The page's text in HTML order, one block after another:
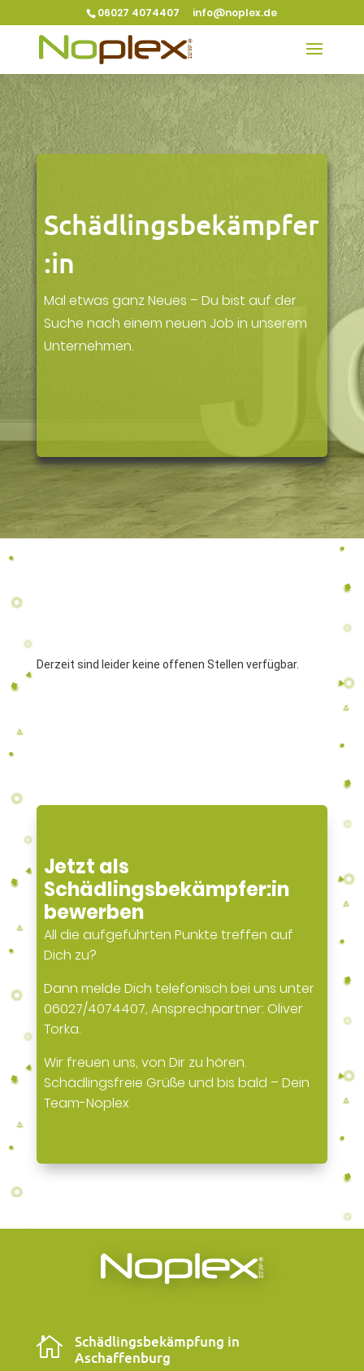
06027 4074407 info@noplex.de
Schädlingsbekämpfer
:in
Mal etwas ganz Neues – Du bist auf der
Suche nach einem neuen Job in unserem
Unternehmen.
Jetzt als
Schädlingsbekämpfer:in
bewerben
All die aufgeführten Punkte treffen auf
Dich zu?
Dann melde Dich telefonisch bei uns unter
06027/4074407, Ansprechpartner: Oliver
Torka.
Wir freuen uns, von Dir zu hören.
Schädlingsfreie Grüße und bis bald – Dein
Team-Noplex

Schädlingsbekämpfung in
Aschaffenburg